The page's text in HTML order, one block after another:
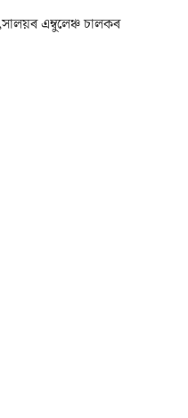
এম্বুলেঞ্চ চালকৰ